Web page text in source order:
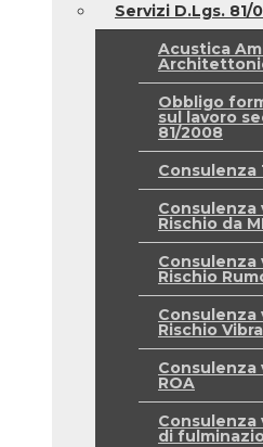
Servizi D.Lgs. 81/
Acustica
Obbligo
sul lavoro
81/2008
Consulenza
Rischio da
Rischio
Rischio
ROA
di